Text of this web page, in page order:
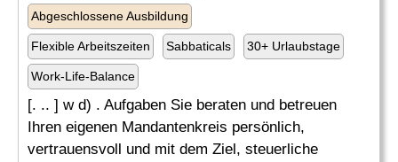
Abgeschlossene Ausbildung
Flexible Arbeitszeiten Sabbaticals 30+ Urlaubstage
Work-Life-Balance
[. .. ] w d) . Aufgaben Sie beraten und betreuen
Ihren eigenen Mandantenkreis persönlich,
vertrauensvoll und mit dem Ziel, steuerliche